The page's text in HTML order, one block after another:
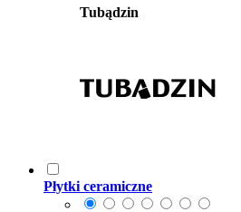
Tubądzin
Płytki ceramiczne